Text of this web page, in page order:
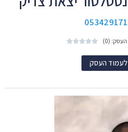
(0)





לעמוד העסק